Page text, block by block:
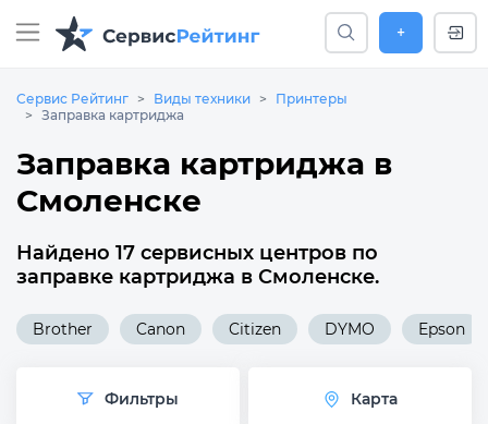
+
Сервис Рейтинг Виды техники
Принтеры
Заправка картриджа
Заправка картриджа в
Смоленске
Найдено 17 сервисных центров по
заправке картриджа в Смоленске.
Brother Canon Citizen DYMO Epson
Фильтры Карта